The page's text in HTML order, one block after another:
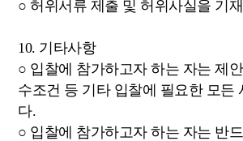
○ 허위서류 제출 및 허위사실을 기
10. 기타사항
○ 입찰에 참가하고자 하는 자는 제
수조건 등 기타 입찰에 필요한 모든
다.
○ 입찰에 참가하고자 하는 자는 반